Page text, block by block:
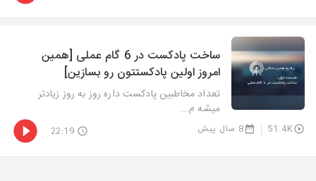
ساخت پادکست در 6 گام عملی [همین
امروز اولین پادکستتون رو بسازین]
تعداد مخاطبین پادکست داره روز به روز زیادتر
میشه م...
51.4K 8 سال پیش 22:19